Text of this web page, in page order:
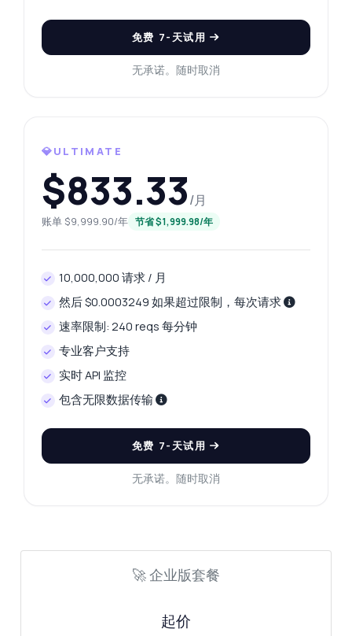
免费 7-天试用
无承诺。随时取消
💎ULTIMATE
$833.33/月
账单 $9,999.90/年 节省 $1,999.98/年
10,000,000 请求 / 月
然后 $0.0003249 如果超过限制，每次请求
速率限制: 240 reqs 每分钟
专业客户支持
实时 API 监控
包含无限数据传输
免费 7-天试用
无承诺。随时取消
🚀 企业版套餐
起价
您好！关于 仓库卡 API 的任何问题都可以问我
我如何获取卡片发行者信息?
请求需要哪些参数?
风险评分代表什么?
我如何处理响应中的错误?
这个 API 能做什么？ 给我一个代码示例
价格是多少？
由 Zyla AI 回答 · 我倾向于询问支持